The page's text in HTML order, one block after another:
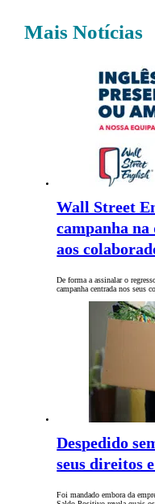
Mais Notícias
Wall Street
campanha na
aos
De forma a assinalar o
campanha centrada nos seus
Despedido
seus direitos
Foi mandado embora da